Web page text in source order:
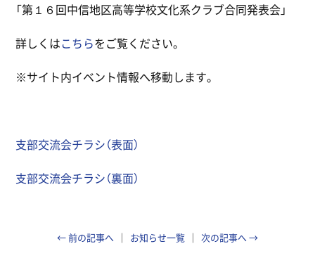
「第１６回中信地区高等学校文化系クラブ合同発表会」
詳しくはこちらをご覧ください。
※サイト内イベント情報へ移動します。
支部交流会チラシ（表面）
支部交流会チラシ（裏面）
← 前の記事へ お知らせ一覧 次の記事へ →